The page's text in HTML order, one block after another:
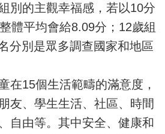
別的主觀幸福感，若以10分
體平均會給8.09分；12歲組
分別是眾多調查國家和地區
在15個生活範疇的滿意度，
友、學生生活、社區、時間
自由等。其中安全、健康和